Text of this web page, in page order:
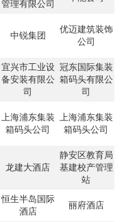
管理有限公司
中锐集团
优迈建筑装饰
公司
宜兴市工业设
备安装有限公
司
冠东国际集装
箱码头有限公
司
上海浦东集装
箱码头公司
上海浦东集装
箱码头公司
龙建大酒店
静安区教育局
基建校产管理
站
恒生半岛国际
酒店
丽府酒店